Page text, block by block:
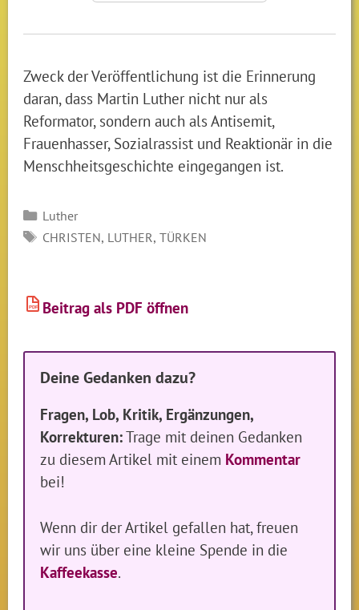
Zweck der Veröffentlichung ist die Erinnerung
daran, dass Martin Luther nicht nur als
Reformator, sondern auch als Antisemit,
Frauenhasser, Sozialrassist und Reaktionär in die
Menschheitsgeschichte eingegangen ist.
Kategorien
Luther
SCHLAGWÖRTER
CHRISTEN, LUTHER, TÜRKEN
PDF Beitrag als PDF öffnen
Deine Gedanken dazu?
Fragen, Lob, Kritik, Ergänzungen,
Korrekturen:Trage mit deinen Gedanken
zu diesem Artikel mit einem Kommentar
bei!
Wenn dir der Artikel gefallen hat, freuen
wir uns über eine kleine Spende in die
Kaffeekasse.